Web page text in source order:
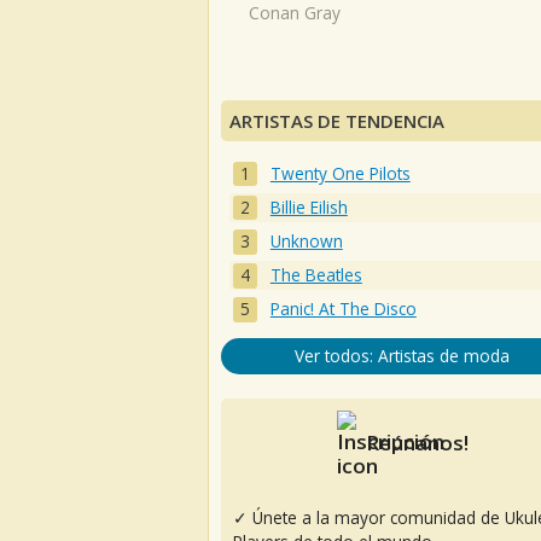
Conan Gray
ARTISTAS DE TENDENCIA
Twenty One Pilots
Billie Eilish
Unknown
The Beatles
Panic! At The Disco
Ver todos: Artistas de moda
Reúnanos!
✓ Únete a la mayor comunidad de